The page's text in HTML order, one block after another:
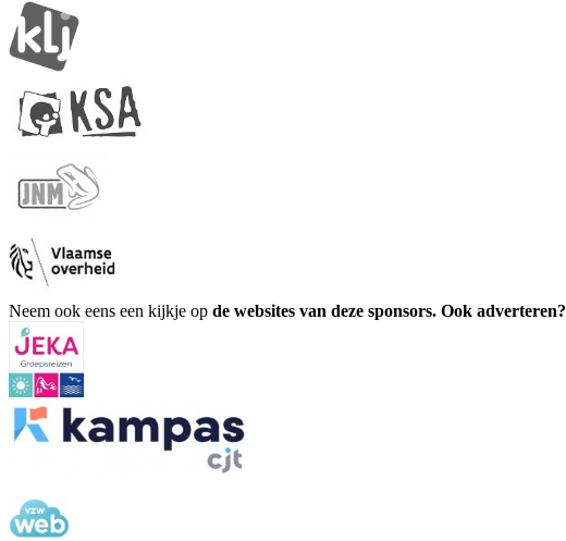
Neem ook eens een kijkje op de websites van deze sponsors. Ook adverteren?